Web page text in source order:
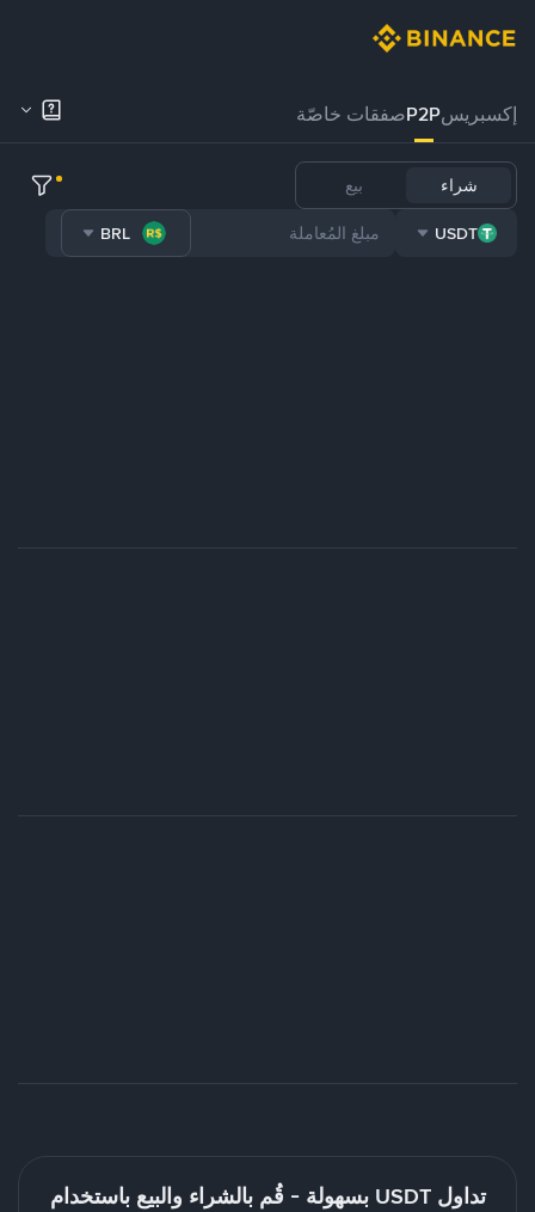
إكسبريسP2Pصفقات خاصّة
شراء بيع
USDT
BRL
تداول USDT بسهولة - قُم بالشراء والبيع باستخدام